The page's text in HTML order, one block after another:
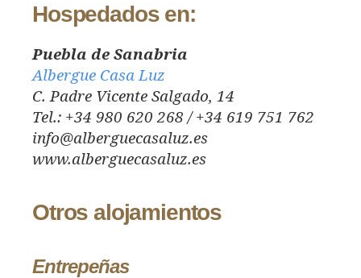
Hospedados en:
Puebla de Sanabria
Albergue Casa Luz
C. Padre Vicente Salgado, 14
Tel.: +34 980 620 268 / +34 619 751 762
info@alberguecasaluz.es
www.alberguecasaluz.es
Otros alojamientos
Entrepeñas